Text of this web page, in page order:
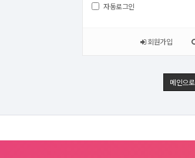
자동로그인
회원가입
메인으로